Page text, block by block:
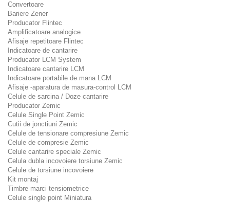
Convertoare
Bariere Zener
Producator Flintec
Amplificatoare analogice
Afisaje repetitoare Flintec
Indicatoare de cantarire
Producator LCM System
Indicatoare cantarire LCM
Indicatoare portabile de mana LCM
Afisaje -aparatura de masura-control LCM
Celule de sarcina / Doze cantarire
Producator Zemic
Celule Single Point Zemic
Cutii de jonctiuni Zemic
Celule de tensionare compresiune Zemic
Celule de compresie Zemic
Celule cantarire speciale Zemic
Celula dubla incovoiere torsiune Zemic
Celule de torsiune incovoiere
Kit montaj
Timbre marci tensiometrice
Celule single point Miniatura